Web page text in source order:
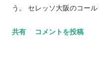
思える。今も昔も次世代の
う。 セレッソ大阪のコール
ゃ崩れない。セレッソ大阪
共有 コメントを投稿